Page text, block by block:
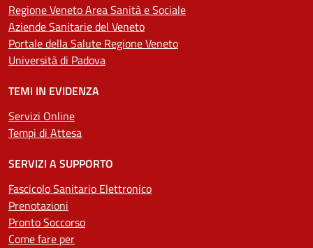
Regione Veneto Area Sanità e Sociale
Aziende Sanitarie del Veneto
Portale della Salute Regione Veneto
Università di Padova
TEMI IN EVIDENZA
Servizi Online
Tempi di Attesa
SERVIZI A SUPPORTO
Fascicolo Sanitario Elettronico
Prenotazioni
Pronto Soccorso
Come fare per